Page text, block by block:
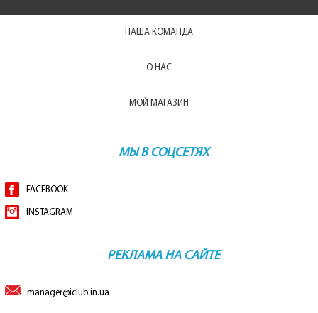
НАША КОМАНДА
О НАС
МОЙ МАГАЗИН
МЫ В СОЦСЕТЯХ
FACEBOOK
INSTAGRAM
РЕКЛАМА НА САЙТЕ
manager@iclub.in.ua